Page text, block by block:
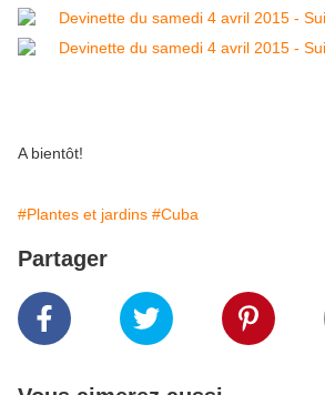
A bientôt!
#Plantes et jardins #Cuba
Partager